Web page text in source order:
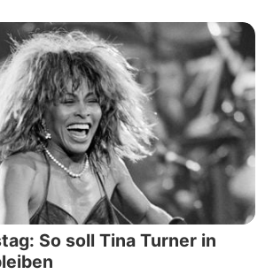
So soll Tina Turner in